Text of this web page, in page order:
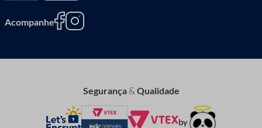
Acompanhe
Segurança&Qualidade